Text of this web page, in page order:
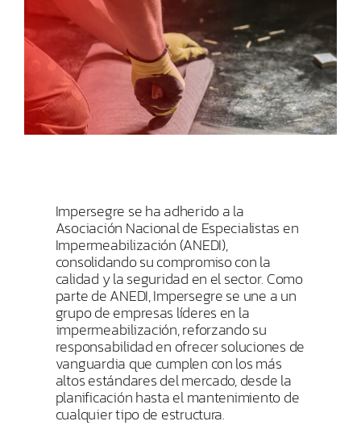
Impersegre se ha adherido a la
Asociación Nacional de Especialistas en
Impermeabilización (ANEDI),
consolidando su compromiso con la
calidad y la seguridad en el sector. Como
parte de ANEDI, Impersegre se une a un
grupo de empresas líderes en la
impermeabilización, reforzando su
responsabilidad en ofrecer soluciones de
vanguardia que cumplen con los más
altos estándares del mercado, desde la
planificación hasta el mantenimiento de
cualquier tipo de estructura.